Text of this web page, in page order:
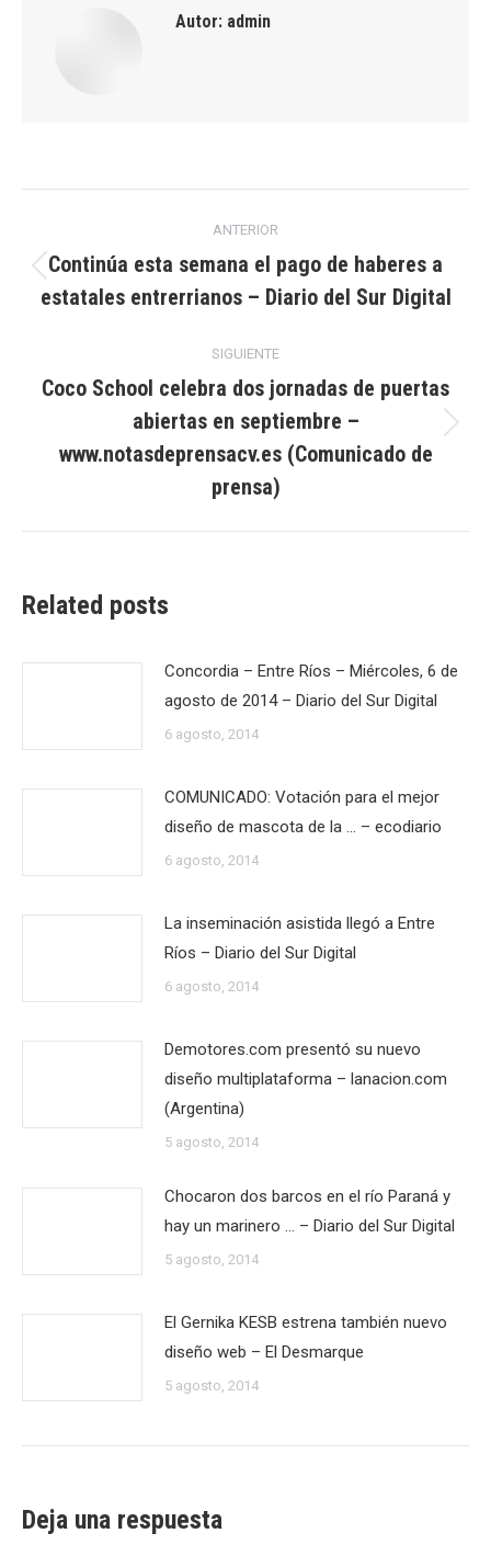
Autor: admin
entre
publicaciones
ANTERIOR
Publicación
anterior:
Continúa esta semana el pago de haberes a
estatales entrerrianos – Diario del Sur Digital
SIGUIENTE
Publicación
siguiente:
Coco School celebra dos jornadas de puertas
abiertas en septiembre –
www.notasdeprensacv.es (Comunicado de
prensa)
Related posts
Concordia – Entre Ríos – Miércoles, 6 de
agosto de 2014 – Diario del Sur Digital
6 agosto, 2014
COMUNICADO: Votación para el mejor
diseño de mascota de la … – ecodiario
6 agosto, 2014
La inseminación asistida llegó a Entre
Ríos – Diario del Sur Digital
6 agosto, 2014
Demotores.com presentó su nuevo
diseño multiplataforma – lanacion.com
(Argentina)
5 agosto, 2014
Chocaron dos barcos en el río Paraná y
hay un marinero … – Diario del Sur Digital
5 agosto, 2014
El Gernika KESB estrena también nuevo
diseño web – El Desmarque
5 agosto, 2014
Deja una respuesta